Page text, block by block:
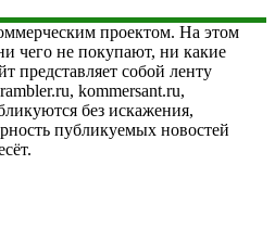
проектом. На этом
чего не покупают, ни какие
представляет собой ленту
kommersant.ru,
без искажения,
публикуемых новостей